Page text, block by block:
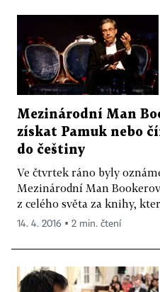
Mezinárodní Man
získat Pamuk nebo
do češtiny
Ve čtvrtek ráno byly
Mezinárodní Man
z celého světa za knihy,
14. 4. 2016 ▪ 2 min. čtení